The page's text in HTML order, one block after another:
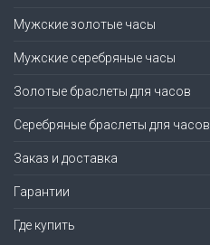
Мужские золотые часы
Мужские серебряные часы
Золотые браслеты для часов
Серебряные браслеты для часов
Заказ и доставка
Гарантии
Где купить